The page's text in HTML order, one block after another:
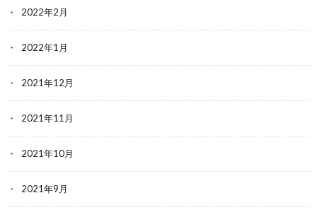
2022年2月
2022年1月
2021年12月
2021年11月
2021年10月
2021年9月